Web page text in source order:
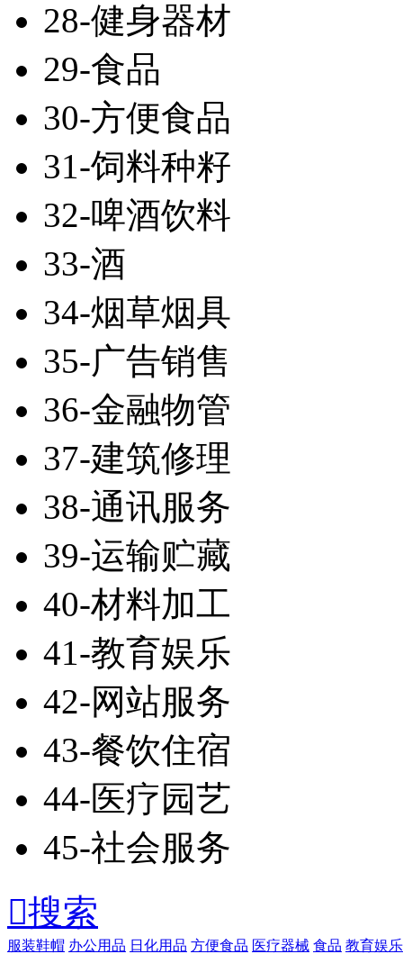
28-健身器材
29-食品
30-方便食品
31-饲料种籽
32-啤酒饮料
33-酒
34-烟草烟具
35-广告销售
36-金融物管
37-建筑修理
38-通讯服务
39-运输贮藏
40-材料加工
41-教育娱乐
42-网站服务
43-餐饮住宿
44-医疗园艺
45-社会服务
搜索
服装鞋帽 办公用品 日化用品 方便食品 医疗器械 食品 教育娱乐